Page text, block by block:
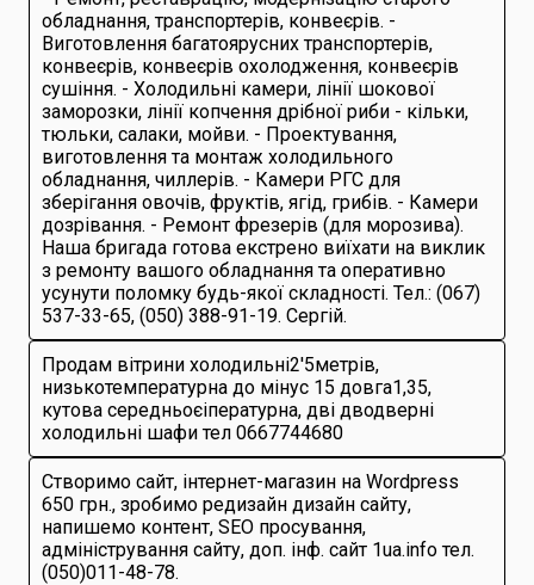
обладнання, транспортерів, конвеєрів. -
Виготовлення багатоярусних транспортерів,
конвеєрів, конвеєрів охолодження, конвеєрів
сушіння. - Холодильні камери, лінії шокової
заморозки, лінії копчення дрібної риби - кільки,
тюльки, салаки, мойви. - Проектування,
виготовлення та монтаж холодильного
обладнання, чиллерів. - Камери РГС для
зберігання овочів, фруктів, ягід, грибів. - Камери
дозрівання. - Ремонт фрезерів (для морозива).
Наша бригада готова екстрено виїхати на виклик
з ремонту вашого обладнання та оперативно
усунути поломку будь-якої складності. Тел.: (067)
537-33-65, (050) 388-91-19. Сергій.
Продам вітрини холодильні2'5метрів,
низькотемпературна до мінус 15 довга1,35,
кутова середньоєіпературна, дві дводверні
холодильні шафи тел 0667744680
Створимо сайт, інтернет-магазин на Wordpress
650 грн., зробимо редизайн дизайн сайту,
напишемо контент, SEO просування,
адміністрування сайту, доп. інф. сайт 1ua.info тел.
(050)011-48-78.